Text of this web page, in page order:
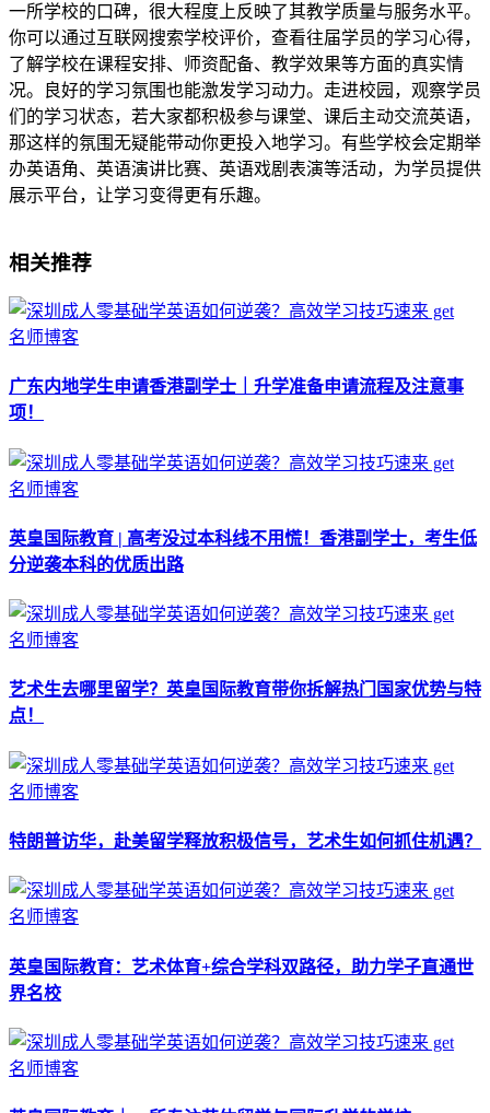
一所学校的口碑，很大程度上反映了其教学质量与服务水平。
你可以通过互联网搜索学校评价，查看往届学员的学习心得，
了解学校在课程安排、师资配备、教学效果等方面的真实情
况。良好的学习氛围也能激发学习动力。走进校园，观察学员
们的学习状态，若大家都积极参与课堂、课后主动交流英语，
那这样的氛围无疑能带动你更投入地学习。有些学校会定期举
办英语角、英语演讲比赛、英语戏剧表演等活动，为学员提供
展示平台，让学习变得更有乐趣。
相关推荐
名师博客
广东内地学生申请香港副学士｜升学准备申请流程及注意事
项！
名师博客
英皇国际教育 | 高考没过本科线不用慌！香港副学士，考生低
分逆袭本科的优质出路
名师博客
艺术生去哪里留学？英皇国际教育带你拆解热门国家优势与特
点！
名师博客
特朗普访华，赴美留学释放积极信号，艺术生如何抓住机遇？
名师博客
英皇国际教育：艺术体育+综合学科双路径，助力学子直通世
界名校
名师博客